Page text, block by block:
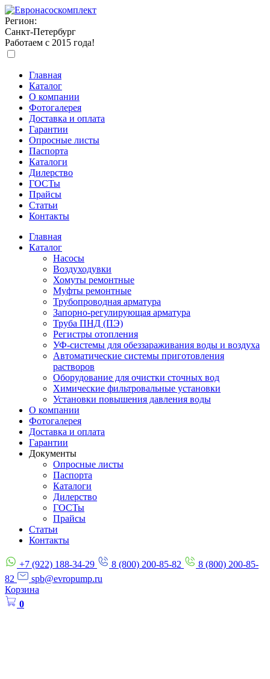
Регион:
Санкт-Петербург
Работаем с 2015 года!
Главная
Каталог
О компании
Фотогалерея
Доставка и оплата
Гарантии
Опросные листы
Паспорта
Каталоги
Дилерство
ГОСТы
Прайсы
Статьи
Контакты
Главная
Каталог
Насосы
Воздуходувки
Хомуты ремонтные
Муфты ремонтные
Трубопроводная арматура
Запорно-регулирующая арматура
Труба ПНД (ПЭ)
Регистры отопления
УФ-системы для обеззараживания воды и воздуха
Автоматические системы приготовления
растворов
Оборудование для очистки сточных вод
Химические фильтровальные установки
Установки повышения давления воды
О компании
Фотогалерея
Доставка и оплата
Гарантии
Документы
Опросные листы
Паспорта
Каталоги
Дилерство
ГОСТы
Прайсы
Статьи
Контакты
+7 (922) 188-34-29 8 (800) 200-85-82
8 (800) 200-85-
82
spb@evropump.ru
Корзина
0